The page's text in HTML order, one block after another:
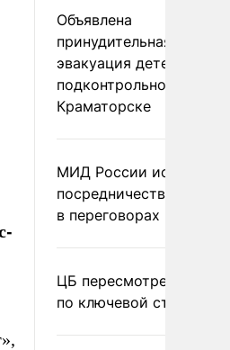
Объявлена
принудительная
эвакуация детей в
подконтрольном Киеву
Краматорске
МИД России исключил
посредничество
в переговорах по
ЦБ пересмотрел
по ключевой ставке